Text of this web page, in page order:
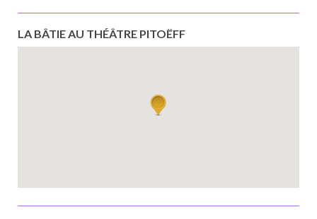
LA BÂTIE AU THÉÂTRE PITOËFF